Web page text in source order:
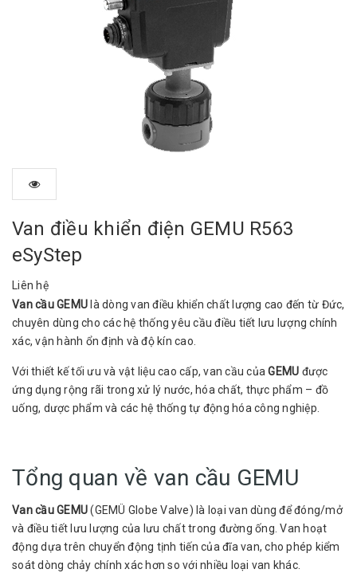
Van điều khiển điện GEMU R563
eSyStep
Liên hệ
Van cầu GEMU là dòng van điều khiển chất lượng cao đến từ Đức,
chuyên dùng cho các hệ thống yêu cầu điều tiết lưu lượng chính
xác, vận hành ổn định và độ kín cao.
Với thiết kế tối ưu và vật liệu cao cấp, van cầu củaGEMU được
ứng dụng rộng rãi trong xử lý nước, hóa chất, thực phẩm – đồ
uống, dược phẩm và các hệ thống tự động hóa công nghiệp.
Tổng quan về van cầu GEMU
Van cầu GEMU(GEMÜ Globe Valve) là loại van dùng để đóng/mở
và điều tiết lưu lượng của lưu chất trong đường ống. Van hoạt
động dựa trên chuyển động tịnh tiến của đĩa van, cho phép kiểm
soát dòng chảy chính xác hơn so với nhiều loại van khác.